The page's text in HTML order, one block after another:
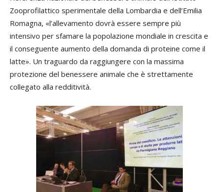
Zooprofilattico sperimentale della Lombardia e dell’Emilia
Romagna, «l’allevamento dovrà essere sempre più
intensivo per sfamare la popolazione mondiale in crescita e
il conseguente aumento della domanda di proteine come il
latte». Un traguardo da raggiungere con la massima
protezione del benessere animale che è strettamente
collegato alla redditività.